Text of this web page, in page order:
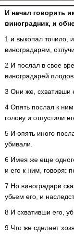
И начал говорить
виноградник, и
1 и выкопал точило,
виноградарям,
2 И послал в свое
виноградарей
3 Они же, схвативши
4 Опять послал к
голову и отпустили
5 И опять иного
убивали.
6 Имея же еще
и его к ним, говоря:
7 Но виноградари
убьем его, и
8 И схвативши его,
9 Что же сделает